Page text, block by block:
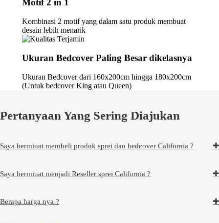
Motif 2 in 1
Kombinasi 2 motif yang dalam satu produk membuat
desain lebih menarik
Ukuran Bedcover Paling Besar dikelasnya
Ukuran Bedcover dari 160x200cm hingga 180x200cm
(Untuk bedcover King atau Queen)
Pertanyaan Yang Sering Diajukan
Saya berminat membeli produk sprei dan bedcover California ?
Saya berminat menjadi Reseller sprei California ?
Berapa harga nya ?